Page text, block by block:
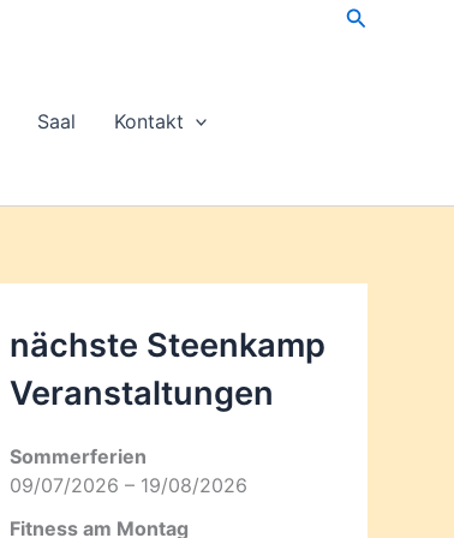
Suchen
Saal Kontakt
nächste Steenkamp
Veran­staltungen
Sommerferien
09/07/2026 – 19/08/2026
Fitness am Montag